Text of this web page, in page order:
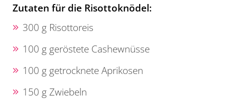
Zutaten für die Risottoknödel:
300 g Risottoreis
100 g geröstete Cashewnüsse
100 g getrocknete Aprikosen
150 g Zwiebeln